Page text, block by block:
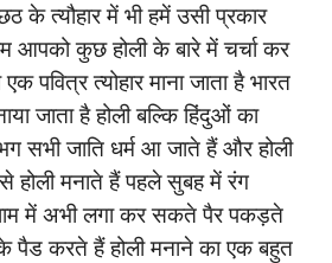
के त्यौहार में भी हमें उसी प्रकार
आपको कुछ होली के बारे में चर्चा कर
पवित्र त्योहार माना जाता है भारत
जाता है होली बल्कि हिंदुओं का
सभी जाति धर्म आ जाते हैं और होली
होली मनाते हैं पहले सुबह में रंग
में अभी लगा कर सकते पैर पकड़ते
पैड करते हैं होली मनाने का एक बहुत